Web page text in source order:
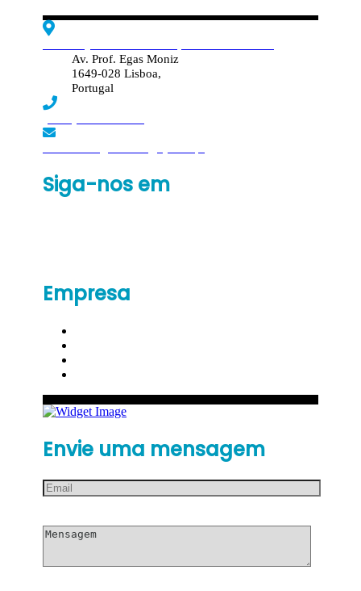
Av. Prof. Egas Moniz
1649-028 Lisboa,
Portugal
Siga-nos em
Empresa
Envie uma mensagem